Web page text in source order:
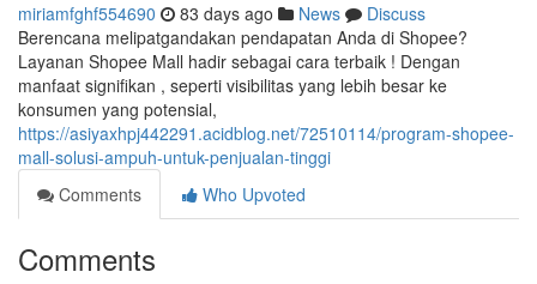
miriamfghf554690 83 days ago News
Discuss
Berencana melipatgandakan pendapatan Anda di Shopee?
Layanan Shopee Mall hadir sebagai cara terbaik ! Dengan
manfaat signifikan , seperti visibilitas yang lebih besar ke
konsumen yang potensial,
https://asiyaxhpj442291.acidblog.net/72510114/program-shopee-
mall-solusi-ampuh-untuk-penjualan-tinggi
Comments
Who Upvoted
Comments